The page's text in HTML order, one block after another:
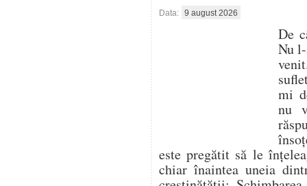
Data: 9 august 2026
De
Nu
mi
nu
este pregătit să le
chiar înaintea uneia